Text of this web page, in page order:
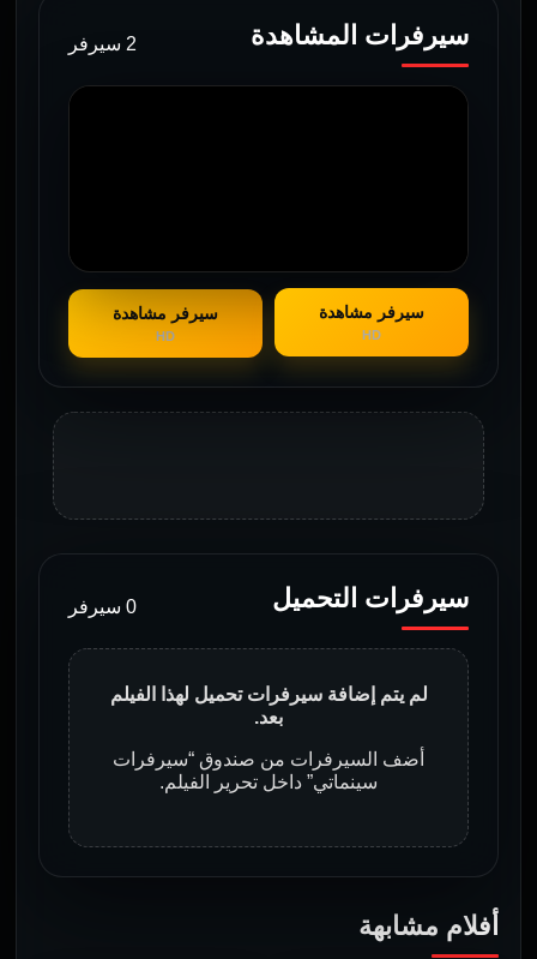
سيرفرات المشاهدة 2 سيرفر
سيرفر مشاهدة
HD
سيرفر مشاهدة
HD
سيرفرات التحميل 0 سيرفر
لم يتم إضافة سيرفرات تحميل لهذا الفيلم
بعد.
أضف السيرفرات من صندوق “سيرفرات
سينماتي” داخل تحرير الفيلم.
أفلام مشابهة